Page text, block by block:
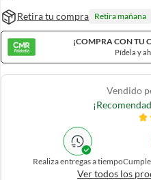
Retira tu compra Retira mañana
¡COMPRA CON TU
Pídela y
Vendido
Realiza entregas a tiempo
Ver todos los